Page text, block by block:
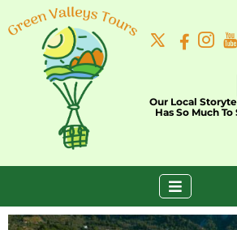
Our Local
Has So Much